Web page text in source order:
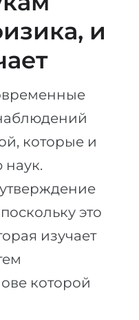
и
которые и
это
изучает
которой